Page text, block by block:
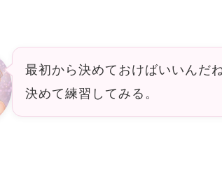
最初から決めておけばいいんだ
決めて練習してみる。